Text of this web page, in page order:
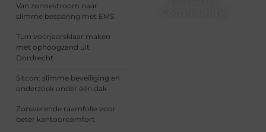
Van zonnestroom naar
slimme besparing met EMS
Tuin voorjaarsklaar maken
met ophoogzand uit
Dordrecht
Sitcon: slimme beveiliging en
onderzoek onder één dak
Zonwerende raamfolie voor
beter kantoorcomfort